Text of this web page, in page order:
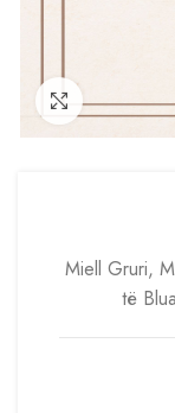
Click to
Miell Gruri,
të